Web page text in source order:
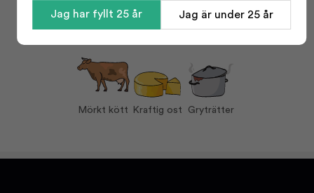
Korkvariant: Kork
Druvor:
Sangiovese 90%
Cabernet Sauvignon
Canaiolo 5%
Serveras vid:
16-18°C
Kraftig ost
Serving tips
Mörkt kött Kraftig ost Gryträtter
Jag har fyllt 25 år Jag är under 25 år